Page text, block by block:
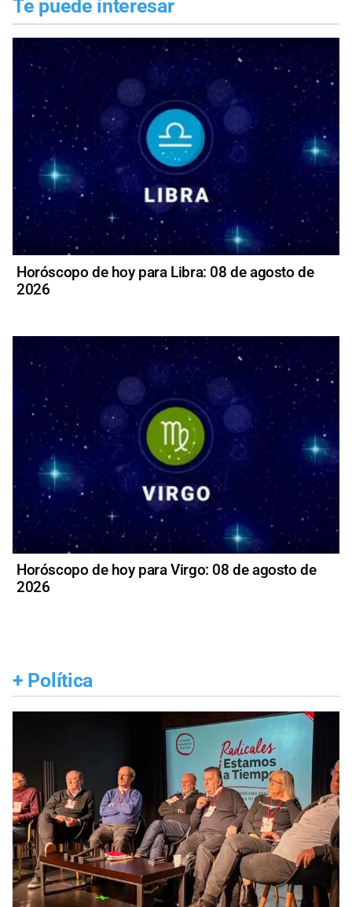
Te puede interesar
Horóscopo de hoy para Libra: 08 de agosto de
2026
Horóscopo de hoy para Virgo: 08 de agosto de
2026
+ Política